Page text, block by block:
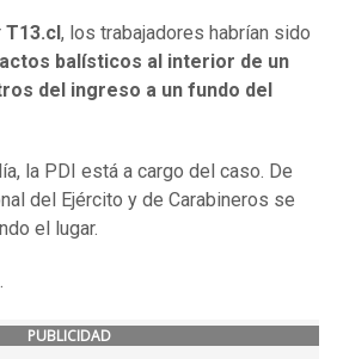
T13.cl , los trabajadores habrían sido
balísticos al interior de un
del ingreso a un fundo del
la PDI está a cargo del caso. De
del Ejército y de Carabineros se
el lugar.
PUBLICIDAD